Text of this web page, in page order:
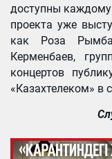
доступны
проекта уже
как Роза
Керменбаев,
концертов
«Казахтелеком» в